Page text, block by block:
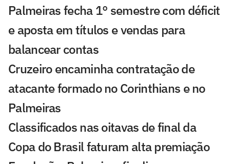
Palmeiras fecha 1° semestre com déficit
e aposta em títulos e vendas para
balancear contas
Cruzeiro encaminha contratação de
atacante formado no Corinthians e no
Palmeiras
Classificados nas oitavas de final da
Copa do Brasil faturam alta premiação